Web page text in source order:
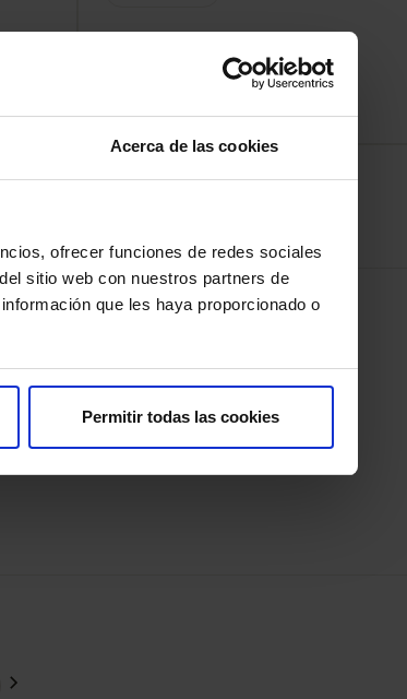
Acerca de las cookies
ofrecer funciones de redes sociales
sitio web con nuestros partners de
que les haya proporcionado o
Permitir todas las cookies